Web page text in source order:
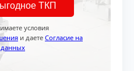
ТКП
условия
и даете Согласие на
данных